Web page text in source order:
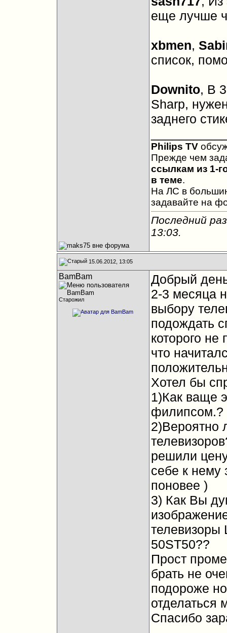
еще лучше
xbmen,
список,
Downito, В
Sharp,
заднего
Philips TV
Прежде чем
ссылкам из 1-
в теме.
На ЛС в
задавайте на
Последний
13:03.
15.06.2012, 13:05
BamBam
Старожил
Добрый
2-3 месяца
выбору
подождать
которого
что
Хотел бы
1)Как ваще
филипсом.?
2)Вероятно
решили
себе к нему
поновее )
3) Как Вы
телевизоры
50ST50??
Прост
брать не
подороже
отделаться
Спасибо